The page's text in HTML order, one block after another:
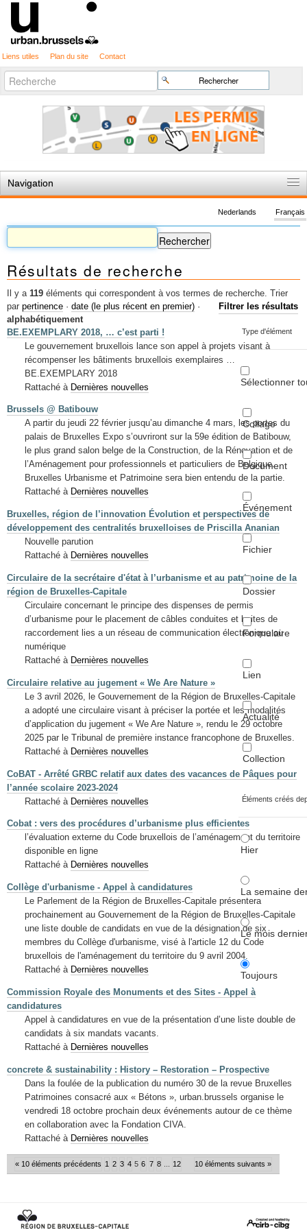
Liens utiles Plan du site Contact
Chercher par
Recherche
avancée…
Navigation
Règles du jeu
Permis d'urbanisme
Cartographie
Etudes et publications
Mots-clés
Renseignements urbanistiques
Français
Nederlands
Résultats de recherche
Il y a 119 éléments qui correspondent à vos termes de recherche.
Filtrer les résultats
Type d'élément
Sélectionner
Collage
Document
Événement
Fichier
Dossier
Formulaire
Lien
Actualité
Collection
Éléments créés
Hier
La semaine
Le mois
Toujours
Trier
par pertinence · date (le plus récent en premier) ·
alphabétiquement
BE.EXEMPLARY 2018, … c’est parti !
Le gouvernement bruxellois lance son appel à projets visant à
récompenser les bâtiments bruxellois exemplaires …
BE.EXEMPLARY 2018
Rattaché à Dernières nouvelles
Brussels @ Batibouw
A partir du jeudi 22 février jusqu’au dimanche 4 mars, les portes du
palais de Bruxelles Expo s’ouvriront sur la 59e édition de Batibouw,
le plus grand salon belge de la Construction, de la Rénovation et de
l’Aménagement pour professionnels et particuliers de Belgique.
Bruxelles Urbanisme et Patrimoine sera bien entendu de la partie.
Rattaché à Dernières nouvelles
Bruxelles, région de l’innovation Évolution et perspectives de
développement des centralités bruxelloises de Priscilla Ananian
Nouvelle parution
Rattaché à Dernières nouvelles
Circulaire de la secrétaire d'état à l’urbanisme et au patrimoine de la
région de Bruxelles-Capitale
Circulaire concernant le principe des dispenses de permis
d’urbanisme pour le placement de câbles conduites et boites de
raccordement lies a un réseau de communication électronique ou
numérique
Rattaché à Dernières nouvelles
Circulaire relative au jugement « We Are Nature »
Le 3 avril 2026, le Gouvernement de la Région de Bruxelles-Capitale
a adopté une circulaire visant à préciser la portée et les modalités
d’application du jugement « We Are Nature », rendu le 29 octobre
2025 par le Tribunal de première instance francophone de Bruxelles.
Rattaché à Dernières nouvelles
CoBAT - Arrêté GRBC relatif aux dates des vacances de Pâques pour
l’année scolaire 2023-2024
Rattaché à Dernières nouvelles
Cobat : vers des procédures d’urbanisme plus efficientes
l’évaluation externe du Code bruxellois de l’aménagement du territoire
disponible en ligne
Rattaché à Dernières nouvelles
Collège d'urbanisme - Appel à candidatures
Le Parlement de la Région de Bruxelles-Capitale présentera
prochainement au Gouvernement de la Région de Bruxelles-Capitale
une liste double de candidats en vue de la désignation de six
membres du Collège d'urbanisme, visé à l'article 12 du Code
bruxellois de l'aménagement du territoire du 9 avril 2004.
Rattaché à Dernières nouvelles
Commission Royale des Monuments et des Sites - Appel à
candidatures
Appel à candidatures en vue de la présentation d’une liste double de
candidats à six mandats vacants.
Rattaché à Dernières nouvelles
concrete & sustainability : History – Restoration – Prospective
Dans la foulée de la publication du numéro 30 de la revue Bruxelles
Patrimoines consacré aux « Bétons », urban.brussels organise le
vendredi 18 octobre prochain deux événements autour de ce thème
en collaboration avec la Fondation CIVA.
Rattaché à Dernières nouvelles
« 10 éléments précédents 10 éléments suivants »
1 2 3 4 5 6 7 8 12